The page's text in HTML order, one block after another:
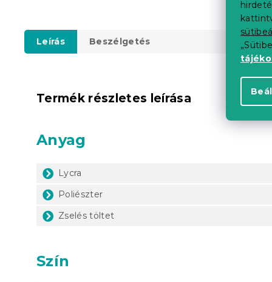
Leírás Beszélgetés
Termék részletes leírása
Anyag
Lycra
Poliészter
Zselés töltet
Szín